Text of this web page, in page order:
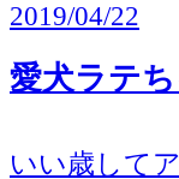
2019/04/22
愛犬ラテ
いい歳して